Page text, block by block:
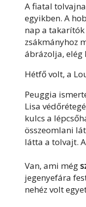
A fiatal
egyikben. A
nap a
zsákmányhoz
ábrázolja, elég
Hétfő volt, a
Peuggia
Lisa
kulcs a
összeomlani
látta a tolvajt.
Van, ami még
jegenyefára
nehéz volt